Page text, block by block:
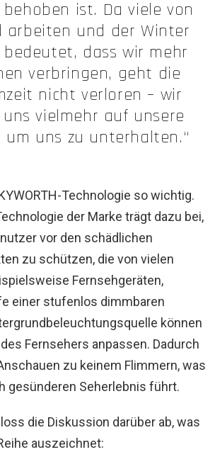
ist. Da viele von
arbeiten und der Winter
dass wir mehr
verbringen, geht die
nicht verloren – wir
vielmehr auf unsere
um uns zu unterhalten.“
Technologie so wichtig.
der Marke trägt dazu bei,
vor den schädlichen
zu schützen, die von vielen
Fernsehgeräten,
einer stufenlos dimmbaren
können
Fernsehers anpassen. Dadurch
zu keinem Flimmern, was
gesünderen Seherlebnis führt.
die Diskussion darüber ab, was
auszeichnet: